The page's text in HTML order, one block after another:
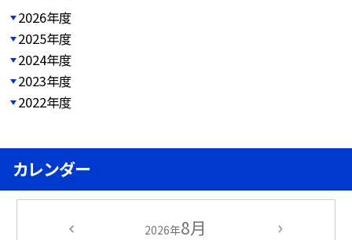
2026年度
2025年度
2024年度
2023年度
2022年度
カレンダー
2026年8月